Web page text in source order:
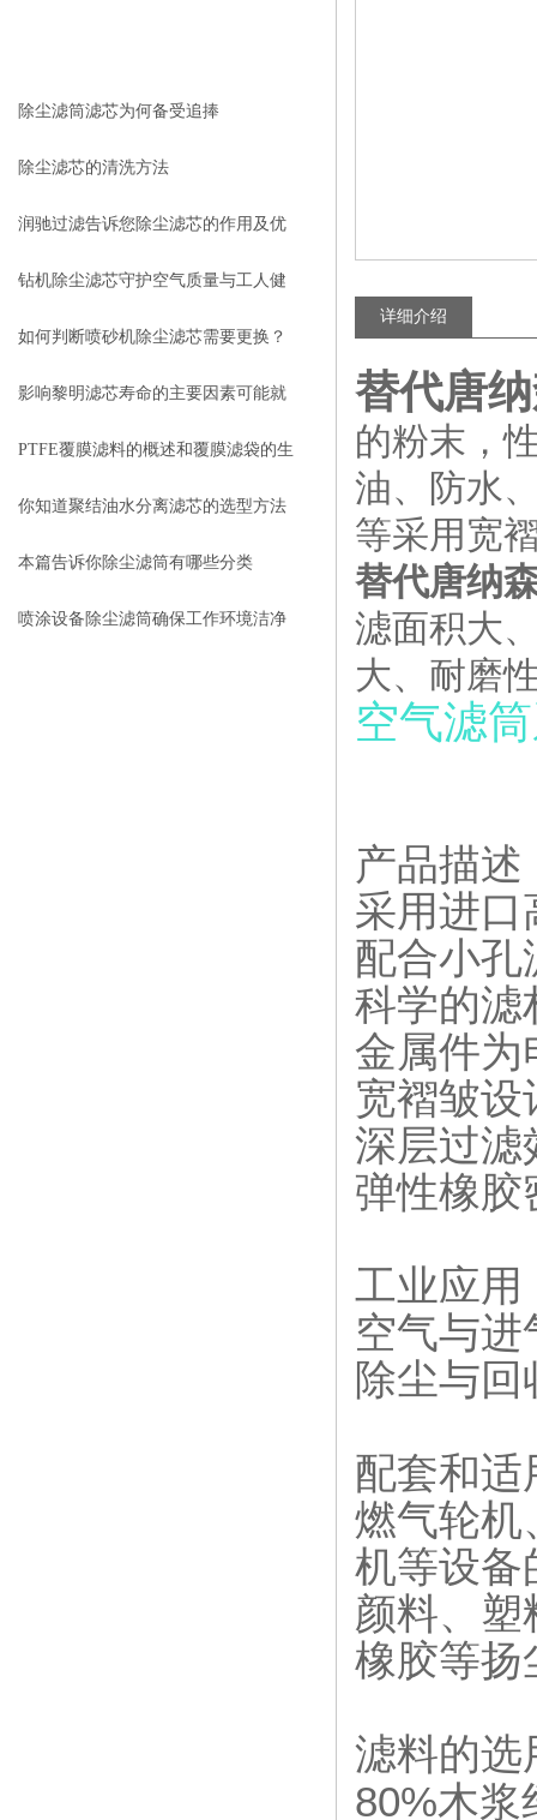
除尘滤筒滤芯为何备受追捧
除尘滤芯的清洗方法
润驰过滤告诉您除尘滤芯的作用及优
点
钻机除尘滤芯守护空气质量与工人健
康
如何判断喷砂机除尘滤芯需要更换？
影响黎明滤芯寿命的主要因素可能就
是这些
PTFE覆膜滤料的概述和覆膜滤袋的生
产过程
你知道聚结油水分离滤芯的选型方法
是什么么
本篇告诉你除尘滤筒有哪些分类
喷涂设备除尘滤筒确保工作环境洁净
详细介绍
替代唐
的粉末，
油、防水
等采用宽
替代唐纳
滤面积大
大、耐磨
空气滤
产品描述
采用进口
配合小孔
科学的滤
金属件为
宽褶皱设
深层过滤
弹性橡胶
工业应用
空气与
除尘与回
配套和适
燃气轮机
机等设备
颜料、
橡胶等扬
滤料的选
80%木浆